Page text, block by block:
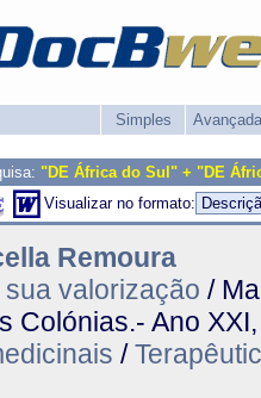
Simples Avançada
"DE África do Sul" + "DE
Visualizar no formato:
Remoura
valorização /
Colónias.- Ano
/